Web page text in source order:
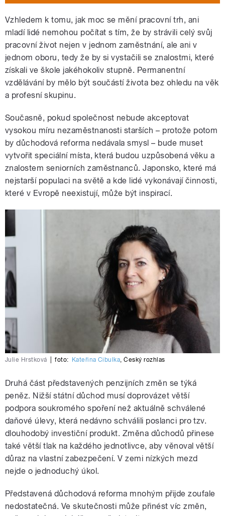
Vzhledem k tomu, jak moc se mění pracovní trh, ani
mladí lidé nemohou počítat s tím, že by strávili celý svůj
pracovní život nejen v jednom zaměstnání, ale ani v
jednom oboru, tedy že by si vystačili se znalostmi, které
získali ve škole jakéhokoliv stupně. Permanentní
vzdělávání by mělo být součástí života bez ohledu na věk
a profesní skupinu.
Současně, pokud společnost nebude akceptovat
vysokou míru nezaměstnanosti starších – protože potom
by důchodová reforma nedávala smysl – bude muset
vytvořit speciální místa, která budou uzpůsobená věku a
znalostem seniorních zaměstnanců. Japonsko, které má
nejstarší populaci na světě a kde lidé vykonávají činnosti,
které v Evropě neexistují, může být inspirací.
Julie Hrstková foto: Kateřina Cibulka ,Český rozhlas
Druhá část představených penzijních změn se týká
peněz. Nižší státní důchod musí doprovázet větší
podpora soukromého spoření než aktuálně schválené
daňové úlevy, která nedávno schválili poslanci pro tzv.
dlouhodobý investiční produkt. Změna důchodů přinese
také větší tlak na každého jednotlivce, aby věnoval větší
důraz na vlastní zabezpečení. V zemi nízkých mezd
nejde o jednoduchý úkol.
Představená důchodová reforma mnohým přijde zoufale
nedostatečná. Ve skutečnosti může přinést víc změn,